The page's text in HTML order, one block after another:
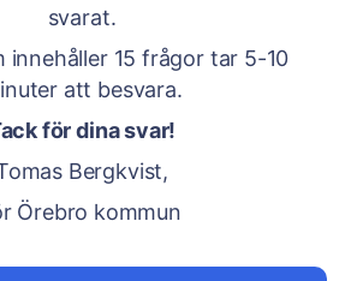
svarat.
innehåller 15 frågor tar 5-10
att besvara.
för dina svar!
Bergkvist,
Örebro kommun